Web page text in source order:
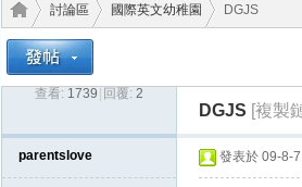
討論區
›
國際英文幼稚園
›
DGJS
查看: 1739 回覆: 2
DGJS [複製
parentslove 發表於 09-8-